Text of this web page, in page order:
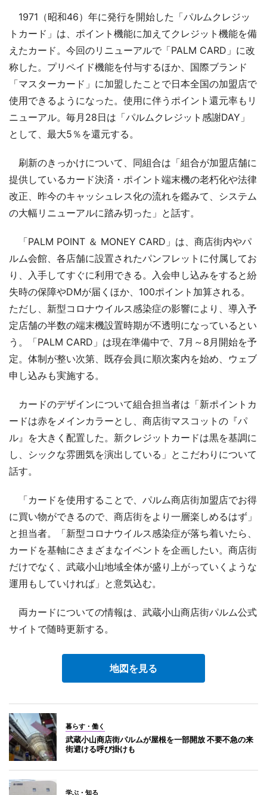
1971（昭和46）年に発行を開始した「パルムクレジッ
トカード」は、ポイント機能に加えてクレジット機能を備
えたカード。今回のリニューアルで「PALM CARD」に改
称した。プリペイド機能を付与するほか、国際ブランド
「マスターカード」に加盟したことで日本全国の加盟店で
使用できるようになった。使用に伴うポイント還元率もリ
ニューアル。毎月28日は「パルムクレジット感謝DAY」
として、最大5％を還元する。
刷新のきっかけについて、同組合は「組合が加盟店舗に
提供しているカード決済・ポイント端末機の老朽化や法律
改正、昨今のキャッシュレス化の流れを鑑みて、システム
の大幅リニューアルに踏み切った」と話す。
「PALM POINT ＆ MONEY CARD」は、商店街内やパ
ルム会館、各店舗に設置されたパンフレットに付属してお
り、入手してすぐに利用できる。入会申し込みをすると紛
失時の保障やDMが届くほか、100ポイント加算される。
ただし、新型コロナウイルス感染症の影響により、導入予
定店舗の半数の端末機設置時期が不透明になっているとい
う。「PALM CARD」は現在準備中で、7月～8月開始を予
定。体制が整い次第、既存会員に順次案内を始め、ウェブ
申し込みも実施する。
カードのデザインについて組合担当者は「新ポイントカ
ードは赤をメインカラーとし、商店街マスコットの『パ
ル』を大きく配置した。新クレジットカードは黒を基調に
し、シックな雰囲気を演出している」とこだわりについて
話す。
「カードを使用することで、パルム商店街加盟店でお得
に買い物ができるので、商店街をより一層楽しめるはず」
と担当者。「新型コロナウイルス感染症が落ち着いたら、
カードを基軸にさまざまなイベントを企画したい。商店街
だけでなく、武蔵小山地域全体が盛り上がっていくような
運用もしていければ」と意気込む。
両カードについての情報は、武蔵小山商店街パルム公式
サイトで随時更新する。
地図を見る
暮らす・働く
武蔵小山商店街パルムが屋根を一部開放 不要不急の来
街避ける呼び掛けも
学ぶ・知る